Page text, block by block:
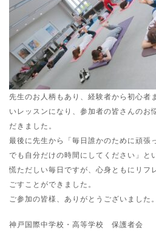
先生のお人柄もあり、経験者から初心者
いレッスンになり、参加者の皆さんのお
だきました。
最後に先生から「毎日誰かのために頑張
でも自分だけの時間にしてください」と
慌ただしい毎日ですが、心身ともにリフ
ごすことができました。
ご参加の皆様、ありがとうございました。
神戸国際中学校・高等学校 保護者会